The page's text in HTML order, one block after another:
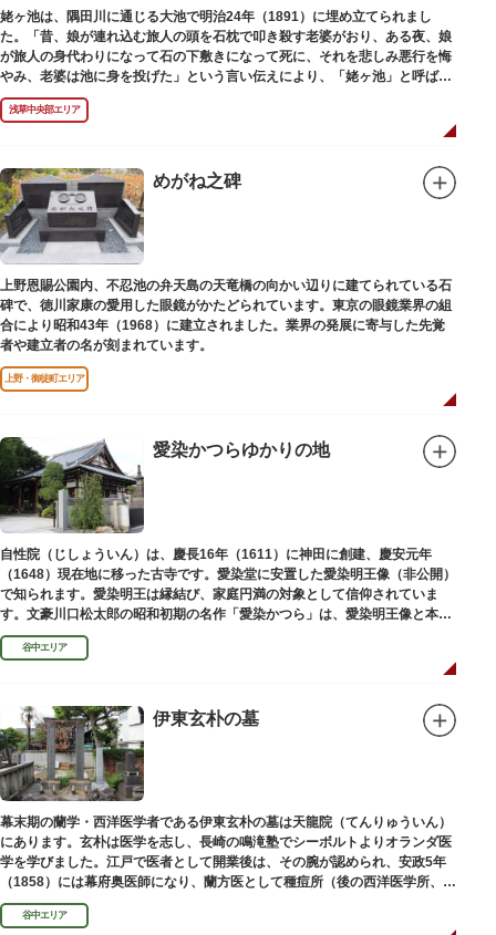
姥ヶ池は、隅田川に通じる大池で明治24年（1891）に埋め立てられまし
た。「昔、娘が連れ込む旅人の頭を石枕で叩き殺す老婆がおり、ある夜、娘
が旅人の身代わりになって石の下敷きになって死に、それを悲しみ悪行を悔
やみ、老婆は池に身を投げた」という言い伝えにより、「姥ヶ池」と呼ばれ
ていました。その碑は花川戸公園内にあります。
浅草中央部エリア
めがね之碑
上野恩賜公園内、不忍池の弁天島の天竜橋の向かい辺りに建てられている石
碑で、徳川家康の愛用した眼鏡がかたどられています。東京の眼鏡業界の組
合により昭和43年（1968）に建立されました。業界の発展に寄与した先覚
者や建立者の名が刻まれています。
上野・御徒町エリア
愛染かつらゆかりの地
自性院（じしょういん）は、慶長16年（1611）に神田に創建、慶安元年
（1648）現在地に移った古寺です。愛染堂に安置した愛染明王像（非公開）
で知られます。愛染明王は縁結び、家庭円満の対象として信仰されていま
す。文豪川口松太郎の昭和初期の名作「愛染かつら」は、愛染明王像と本堂
前にあった桂の古木にヒントを得た作品だといわれます。
谷中エリア
伊東玄朴の墓
幕末期の蘭学・西洋医学者である伊東玄朴の墓は天龍院（てんりゅういん）
にあります。玄朴は医学を志し、長崎の鳴滝塾でシーボルトよりオランダ医
学を学びました。江戸で医者として開業後は、その腕が認められ、安政5年
（1858）には幕府奥医師になり、蘭方医として種痘所（後の西洋医学所、現
東京大学医学部）の開設などに尽力し、明治4年（1871）72歳で没しまし
た。谷中エリア